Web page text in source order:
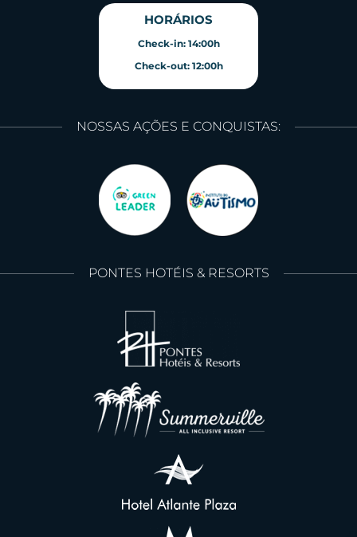
HORÁRIOS
Check-in: 14:00h
Check-out: 12:00h
NOSSAS AÇÕES E CONQUISTAS:
PONTES HOTÉIS & RESORTS